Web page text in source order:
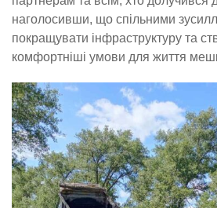
наголосивши, що спільними
покращувати інфраструктуру та
комфортніші умови для життя